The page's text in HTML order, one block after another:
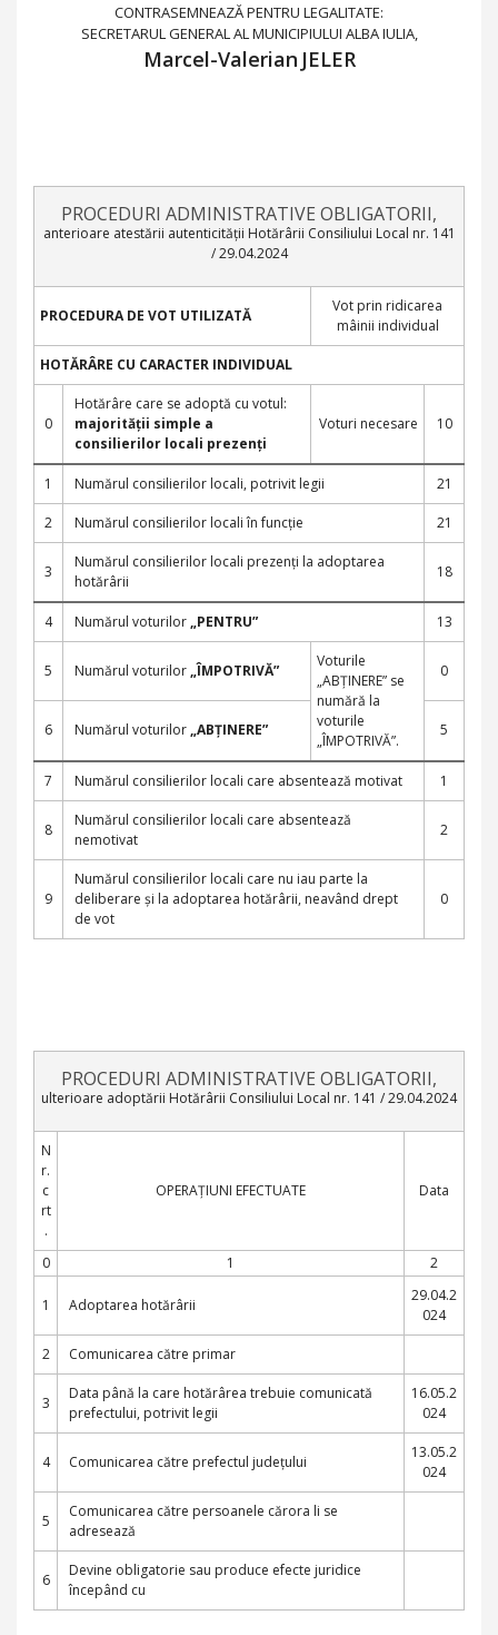
CONTRASEMNEAZĂ PENTRU LEGALITATE:
SECRETARUL GENERAL AL MUNICIPIULUI ALBA IULIA,
Marcel-Valerian JELER
PROCEDURI ADMINISTRATIVE OBLIGATORII,
anterioare atestării autenticității Hotărârii Consiliului Local nr. 141
/ 29.04.2024
PROCEDURA DE VOT UTILIZATĂ
Vot prin ridicarea
mâinii individual
HOTĂRÂRE CU CARACTER INDIVIDUAL
0
Hotărâre care se adoptă cu votul:
majorității simple a
consilierilor locali prezenți
Voturi necesare 10
1 Numărul consilierilor locali, potrivit legii 21
2 Numărul consilierilor locali în funcție 21
3
Numărul consilierilor locali prezenți la adoptarea
hotărârii
18
4 Numărul voturilor„PENTRU” 13
5 Numărul voturilor„ÎMPOTRIVĂ”
Voturile
„ABȚINERE” se
numără la
voturile
„ÎMPOTRIVĂ”.
0
6 Numărul voturilor„ABȚINERE” 5
7 Numărul consilierilor locali care absentează motivat 1
8
Numărul consilierilor locali care absentează
nemotivat
2
9
Numărul consilierilor locali care nu iau parte la
deliberare și la adoptarea hotărârii, neavând drept
de vot
0
PROCEDURI ADMINISTRATIVE OBLIGATORII,
ulterioare adoptării Hotărârii Consiliului Local nr. 141 / 29.04.2024
N
r.
c
rt
.
OPERAȚIUNI EFECTUATE Data
0 1 2
1 Adoptarea hotărârii
29.04.2
024
2 Comunicarea către primar
3
Data până la care hotărârea trebuie comunicată
prefectului, potrivit legii
16.05.2
024
4 Comunicarea către prefectul județului
13.05.2
024
5
Comunicarea către persoanele cărora li se
adresează
6
Devine obligatorie sau produce efecte juridice
începând cu